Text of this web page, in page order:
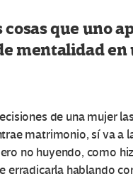
cosas que uno
mentalidad
de una mujer
matrimonio, sí va a
no huyendo, como
hablando